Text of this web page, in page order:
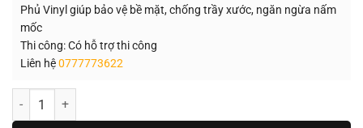
Phủ Vinyl giúp bảo vệ bề mặt, chống trầy xước, ngăn ngừa nấm
mốc
Thi công: Có hỗ trợ thi công
Liên hệ0777773622
Số lượng